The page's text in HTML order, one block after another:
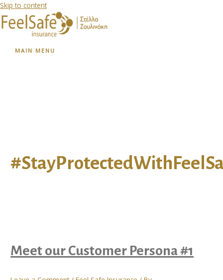
Skip to content
MAIN MENU
Meet our Customer Persona #1